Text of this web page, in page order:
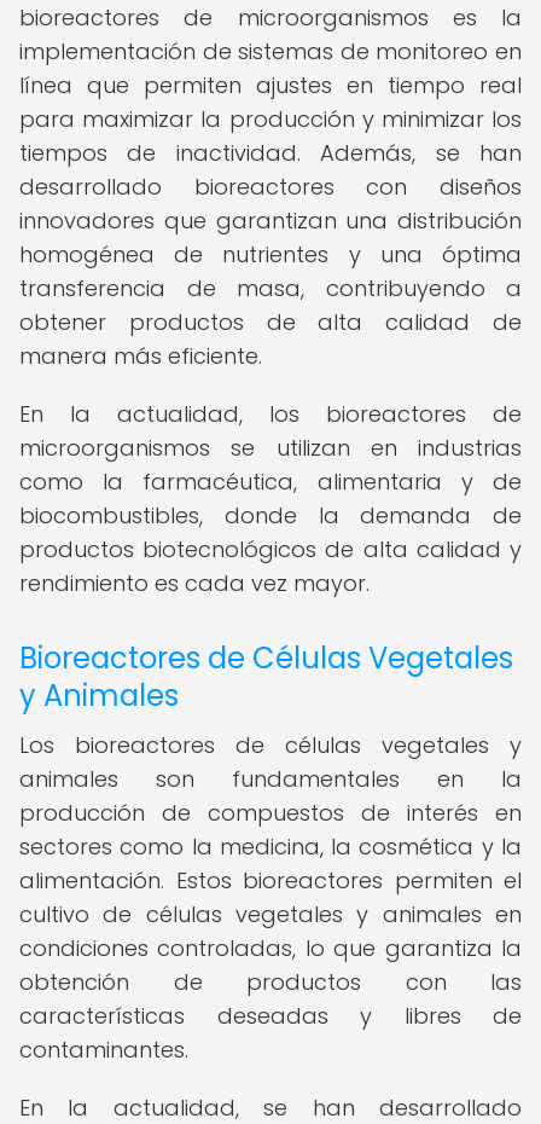
bioreactores de microorganismos es la
implementación de sistemas de monitoreo en
línea que permiten ajustes en tiempo real
para maximizar la producción y minimizar los
tiempos de inactividad. Además, se han
desarrollado bioreactores con diseños
innovadores que garantizan una distribución
homogénea de nutrientes y una óptima
transferencia de masa, contribuyendo a
obtener productos de alta calidad de
manera más eficiente.
En la actualidad, los bioreactores de
microorganismos se utilizan en industrias
como la farmacéutica, alimentaria y de
biocombustibles, donde la demanda de
productos biotecnológicos de alta calidad y
rendimiento es cada vez mayor.
Bioreactores de Células Vegetales
y Animales
Los bioreactores de células vegetales y
animales son fundamentales en la
producción de compuestos de interés en
sectores como la medicina, la cosmética y la
alimentación. Estos bioreactores permiten el
cultivo de células vegetales y animales en
condiciones controladas, lo que garantiza la
obtención de productos con las
características deseadas y libres de
contaminantes.
En la actualidad, se han desarrollado